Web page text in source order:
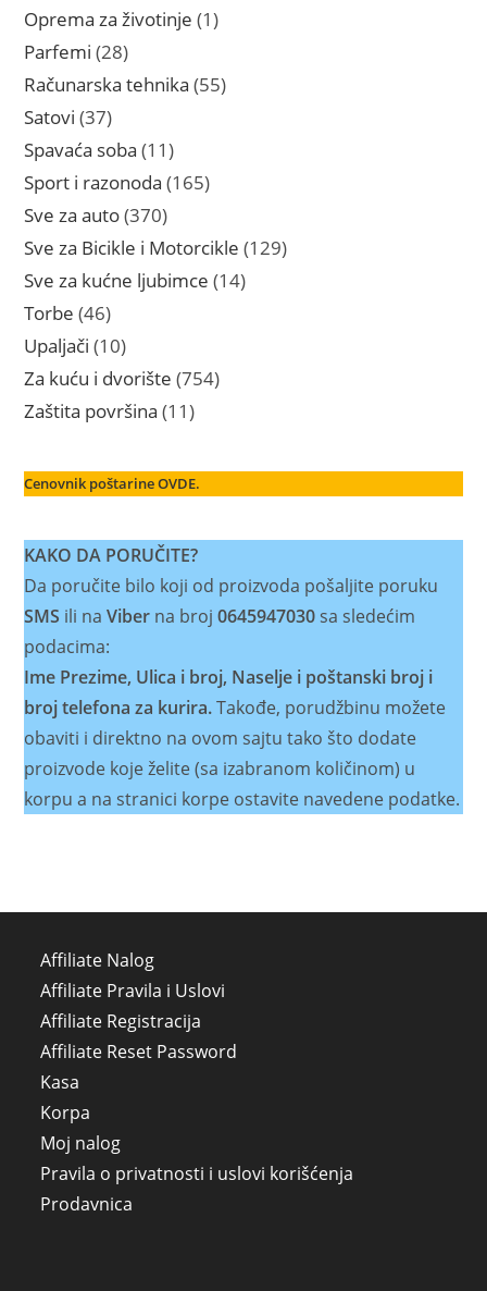
Oprema za životinje 11
Parfemi 2828
proizvoda
Računarska tehnika 5555
Satovi 3737
proizvoda
Spavaća soba 1111
proizvoda
Sport i razonoda 165165
Sve za auto 370370
proizvoda
Sve za Bicikle i Motorcikle 129129
Sve za kućne ljubimce 1414
Torbe 4646
proizvoda
Upaljači 1010
proizvoda
Za kuću i dvorište 754754
Zaštita površina 1111
Cenovnik poštarine OVDE.
KAKO DA PORUČITE?
Da poručite bilo koji od proizvoda pošaljite poruku
SMS ili naViber na broj0645947030sa sledećim
podacima:
Ime Prezime, Ulica i broj, Naselje i poštanski broj i
broj telefona za kurira.Takođe, porudžbinu možete
obaviti i direktno na ovom sajtu tako što dodate
proizvode koje želite (sa izabranom količinom) u
korpu a na stranici korpe ostavite navedene podatke.
Affiliate Nalog
Affiliate Pravila i Uslovi
Affiliate Registracija
Affiliate Reset Password
Kasa
Korpa
Moj nalog
Pravila o privatnosti i uslovi korišćenja
Prodavnica